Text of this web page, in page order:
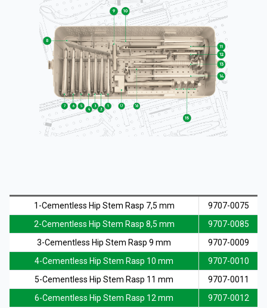
KURUMSAL
KAYNAKLAR
1-Cementless Hip Stem Rasp 7,5 mm
9707-0075
2-Cementless Hip Stem Rasp 8,5 mm
9707-0085
3-Cementless Hip Stem Rasp 9 mm
9707-0009
4-Cementless Hip Stem Rasp 10 mm
9707-0010
5-Cementless Hip Stem Rasp 11 mm
9707-0011
6-Cementless Hip Stem Rasp 12 mm
9707-0012